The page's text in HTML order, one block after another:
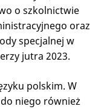
o szkolnictwie
oraz
specjalnej w
jutra 2023.
polskim. W
niego również